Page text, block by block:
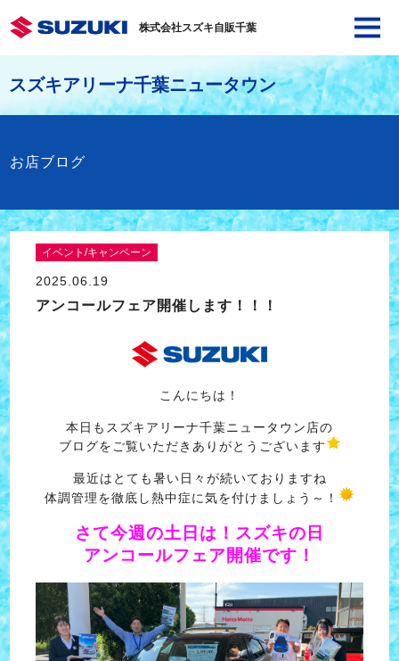
株式会社スズキ自販千葉
スズキアリーナ千葉ニュータウン
お店ブログ
イベント/キャンペーン
2025.06.19
アンコールフェア開催します！！！
こんにちは！
本日もスズキアリーナ千葉ニュータウン店の
ブログをご覧いただきありがとうございます
最近はとても暑い日々が続いておりますね
体調管理を徹底し熱中症に気を付けましょう～！
さて今週の土日は！スズキの日
アンコールフェア開催です！